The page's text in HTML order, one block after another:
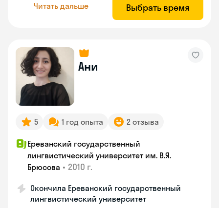
Читать дальше Выбрать время
Ани
5 1 год опыта 2 отзыва
Ереванский государственный
лингвистический университет им. В.Я.
Брюсова • 2010 г.
Окончила Ереванский государственный
лингвистический университет